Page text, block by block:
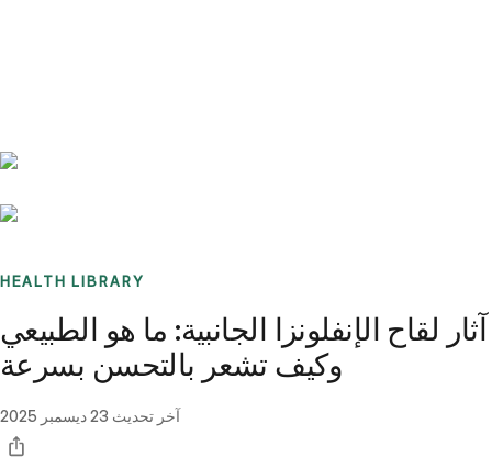
HEALTH LIBRARY
آثار لقاح الإنفلونزا الجانبية: ما هو الطبيعي
وكيف تشعر بالتحسن بسرعة
آخر تحديث 23 ديسمبر 2025